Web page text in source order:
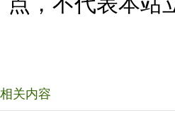
相关内容